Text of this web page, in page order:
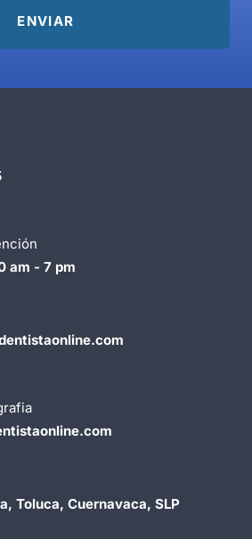
am - 7 pm
Toluca, Cuernavaca, SLP